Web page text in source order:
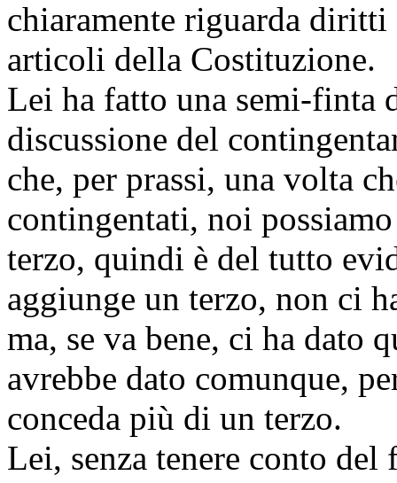
chiaramente riguarda
articoli della Costituzione.
Lei ha fatto una semi-finta
discussione del
che, per prassi, una volta
contingentati, noi
terzo, quindi è del tutto
aggiunge un terzo, non ci
ma, se va bene, ci ha dato
avrebbe dato comunque,
conceda più di un terzo.
Lei, senza tenere conto